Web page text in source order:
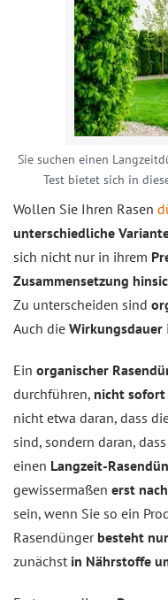
Sie suchen einen
Test bietet sich in
Wollen Sie Ihren Rasen
unterschiedliche
sich nicht nur in ihrem
Zusammensetzung
Zu unterscheiden sind
Auch die Wirkungsdauer
Ein organischer
durchführen, nicht
nicht etwa daran, dass
sind, sondern daran,
einen Langzeit-
gewissermaßen erst
sein, wenn Sie so ein
Rasendünger besteht
zunächst in Nährstoffe